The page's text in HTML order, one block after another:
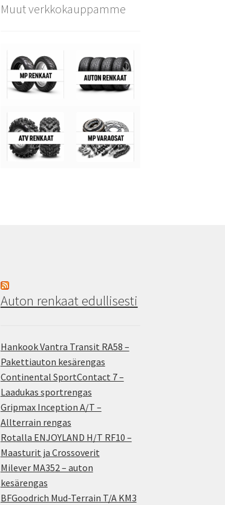
Muut verkkokauppamme
Auton renkaat edullisesti
Hankook Vantra Transit RA58 –
Pakettiauton kesärengas
Continental SportContact 7 –
Laadukas sportrengas
Gripmax Inception A/T –
Allterrain rengas
Rotalla ENJOYLAND H/T RF10 –
Maasturit ja Crossoverit
Milever MA352 – auton
kesärengas
BFGoodrich Mud-Terrain T/A KM3